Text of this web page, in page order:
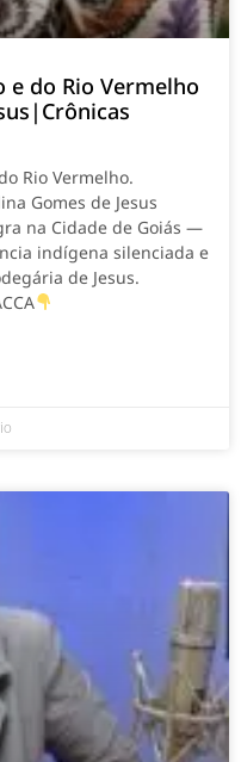
e do Rio Vermelho
Rio Vermelho.
Gomes de Jesus
na Cidade de Goiás —
indígena silenciada e
de Jesus.